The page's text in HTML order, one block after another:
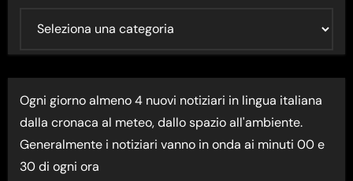
I
M
A
N
E
Ogni giorno almeno 4 nuovi notiziari in lingua italiana
dalla cronaca al meteo, dallo spazio all'ambiente.
Generalmente i notiziari vanno in onda ai minuti 00 e
30 di ogni ora